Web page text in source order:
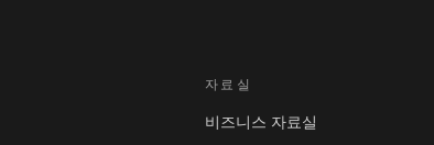
자료실
비즈니스 자료실